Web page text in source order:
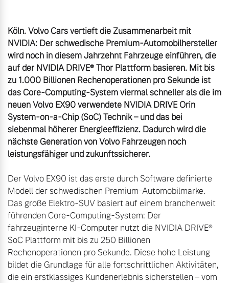
Köln. Volvo Cars vertieft die Zusammenarbeit mit
NVIDIA: Der schwedische Premium-Automobilhersteller
wird noch in diesem Jahrzehnt Fahrzeuge einführen, die
auf der NVIDIA DRIVE® Thor Plattform basieren. Mit bis
zu 1.000 Billionen Rechenoperationen pro Sekunde ist
das Core-Computing-System viermal schneller als die im
neuen Volvo EX90 verwendete NVIDIA DRIVE Orin
System-on-a-Chip (SoC) Technik – und das bei
siebenmal höherer Energieeffizienz. Dadurch wird die
nächste Generation von Volvo Fahrzeugen noch
leistungsfähiger und zukunftssicherer.
Der Volvo EX90 ist das erste durch Software definierte
Modell der schwedischen Premium-Automobilmarke.
Das große Elektro-SUV basiert auf einem branchenweit
führenden Core-Computing-System: Der
fahrzeuginterne KI-Computer nutzt die NVIDIA DRIVE®
SoC Plattform mit bis zu 250 Billionen
Rechenoperationen pro Sekunde. Diese hohe Leistung
bildet die Grundlage für alle fortschrittlichen Aktivitäten,
die ein erstklassiges Kundenerlebnis sicherstellen – vom